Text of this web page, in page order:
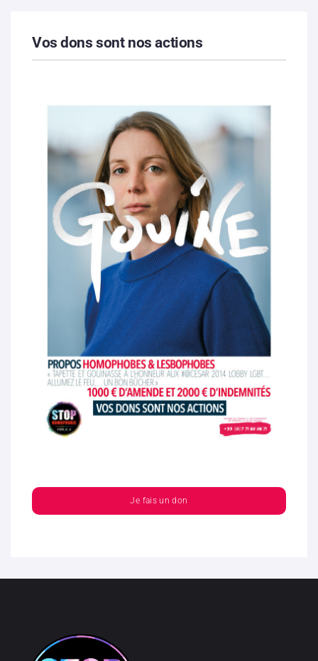
Vos dons sont nos actions
Je fais un don